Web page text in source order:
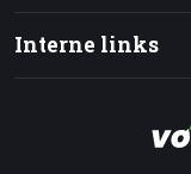
Interne links